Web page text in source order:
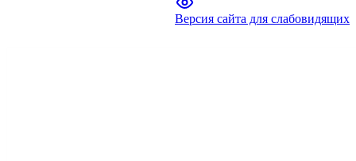
Версия сайта для слабовидящих